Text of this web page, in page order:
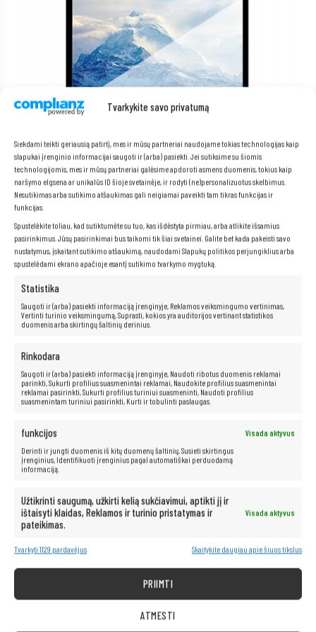
Tvarkykite savo privatumą
Siekdami teikti geriausią patirtį, mes ir mūsų partneriai naudojame tokias technologijas kaip
slapukai įrenginio informacijai saugoti ir (arba) pasiekti. Jei sutiksime su šiomis
technologijomis, mes ir mūsų partneriai galėsime apdoroti asmens duomenis, tokius kaip
naršymo elgsena ar unikalūs ID šioje svetainėje, ir rodyti (ne)personalizuotus skelbimus.
Nesutikimas arba sutikimo atšaukimas gali neigiamai paveikti tam tikras funkcijas ir
funkcijas.
Spustelėkite toliau, kad sutiktumėte su tuo, kas išdėstyta pirmiau, arba atlikite išsamius
pasirinkimus. Jūsų pasirinkimai bus taikomi tik šiai svetainei. Galite bet kada pakeisti savo
nustatymus, įskaitant sutikimo atšaukimą, naudodami Slapukų politikos perjungiklius arba
spustelėdami ekrano apačioje esantį sutikimo tvarkymo mygtuką.
Statistika
Saugoti ir (arba) pasiekti informaciją įrenginyje, Reklamos veiksmingumo vertinimas,
Vertinti turinio veiksmingumą, Suprasti, kokios yra auditorijos vertinant statistikos
duomenis arba skirtingų šaltinių derinius.
Rinkodara
Saugoti ir (arba) pasiekti informaciją įrenginyje, Naudoti ribotus duomenis reklamai
parinkti, Sukurti profilius suasmenintai reklamai, Naudokite profilius suasmenintai
reklamai pasirinkti, Sukurti profilius turiniui suasmeninti, Naudoti profilius
suasmenintam turiniui pasirinkti, Kurti ir tobulinti paslaugas.
funkcijos
Visada aktyvus
Derinti ir jungti duomenis iš kitų duomenų šaltinių, Susieti skirtingus
įrenginius, Identifikuoti įrenginius pagal automatiškai perduodamą
informaciją.
Užtikrinti saugumą, užkirti kelią sukčiavimui, aptikti jį ir
ištaisyti klaidas, Reklamos ir turinio pristatymas ir
pateikimas.
Visada aktyvus
Tvarkyti 1129 pardavėjus Skaitykite daugiau apie šiuos tikslus
PRIIMTI
ATMESTI
Matinis ekranas
Norite patogiai dirbti su savo nešiojamuoju kompiuteriu bet kokiomis
ekranuyra puikus sprendimas jums!
Dėka matinio ekrano, neturėsite jokių problemų su šviesos
atspindžiais, todėl galėsite laisvai dirbti įvairiomis sąlygomis, tiek
patalpoje, tiek lauke.Matinis ekranastaip pat yra daug mažiau
diskomforto.
po ranka!
Kompiuteris taip pat idealiai tinka visoms multimedijos programoms.
„Facebook“.